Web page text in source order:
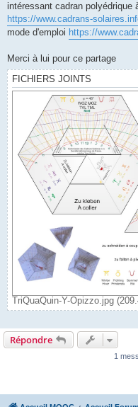
a
g
e
intéressant cadran polyédrique
https://www.cadrans-
mode d'emploi https://
Merci à lui pour ce partage
FICHIERS JOINTS
TriQuaQuin-Y-Opizzo.jpg
Répondre
1